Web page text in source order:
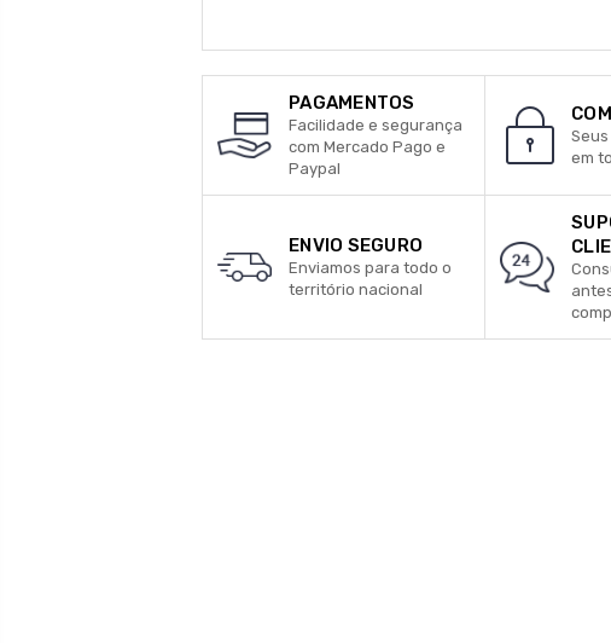
PAGAMENTOS
Facilidade e segurança
com Mercado Pago e
Paypal
em
ENVIO SEGURO
Enviamos para todo o
território nacional